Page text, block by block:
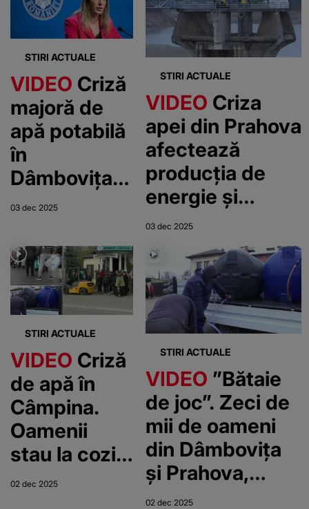
STIRI ACTUALE
VIDEO Criză
majoră de
apă potabilă
în
Dâmbovița și
Prahova.
Mediului
cere demisia
vinovaților
de situația în
care au
ajuns cei
aproximativ
100.000 de
români
03 dec 2025
STIRI ACTUALE
VIDEO Criza
apei din Prahova
afectează
producția de
energie și
provoacă
măsuri de
urgență.
Comandamentul
Energetic
Național, în
ședință
03 dec 2025
STIRI ACTUALE
VIDEO Criză
de apă în
Câmpina.
Oamenii
stau la cozi
interminabile
02 dec 2025
STIRI ACTUALE
VIDEO ”Bătaie
de joc”. Zeci de
mii de oameni
din Dâmbovița
și Prahova,
afectați de lipsa
02 dec 2025